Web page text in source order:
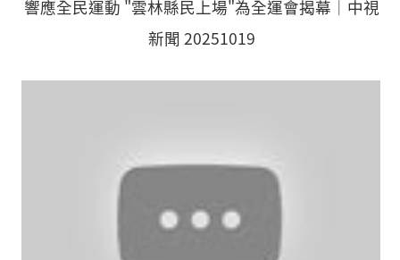
響應全民運動 "雲林縣民上場"為全運會揭幕│中視
新聞 20251019